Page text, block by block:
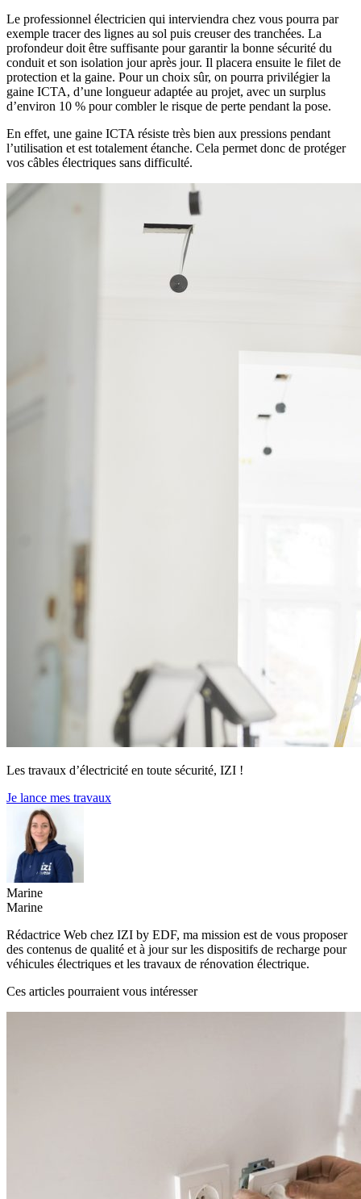
Le professionnel électricien qui interviendra chez vous pourra par
exemple tracer des lignes au sol puis creuser des tranchées. La
profondeur doit être suffisante pour garantir la bonne sécurité du
conduit et son isolation jour après jour. Il placera ensuite le filet de
protection et la gaine. Pour un choix sûr, on pourra privilégier la
gaine ICTA, d’une longueur adaptée au projet, avec un surplus
d’environ 10 % pour combler le risque de perte pendant la pose.
En effet, une gaine ICTA résiste très bien aux pressions pendant
l’utilisation et est totalement étanche. Cela permet donc de protéger
vos câbles électriques sans difficulté.
Les travaux d’électricité en toute sécurité, IZI !
Je lance mes travaux
Marine
Marine
Rédactrice Web chez IZI by EDF, ma mission est de vous proposer
des contenus de qualité et à jour sur les dispositifs de recharge pour
véhicules électriques et les travaux de rénovation électrique.
Ces articles pourraient vous intéresser